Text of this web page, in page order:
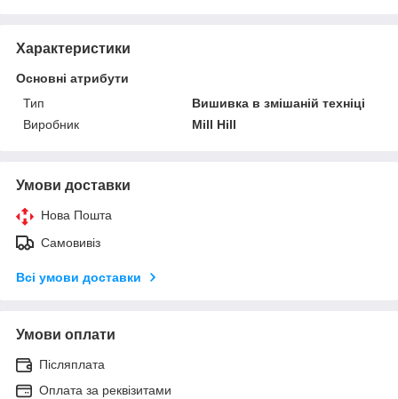
Характеристики
Основні атрибути
Тип
Вишивка в змішаній техніці
Виробник
Mill Hill
Умови доставки
Нова Пошта
Самовивіз
Всі умови доставки
Умови оплати
Післяплата
Оплата за реквізитами